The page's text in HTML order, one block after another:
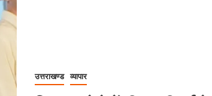
उत्तराखण्ड व्यापार